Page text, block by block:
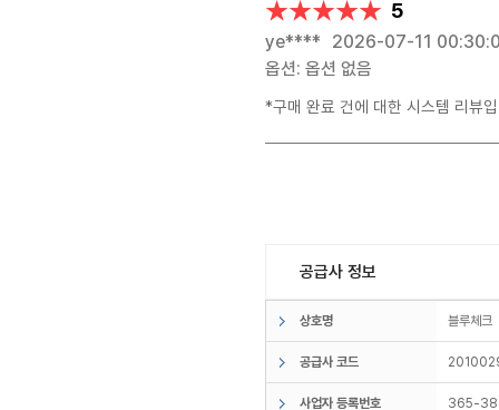
★★★★★
★★★★★ 5
ye**** 2026-07-11
옵션: 옵션 없음
*구매 완료 건에 대한 시스템 리뷰
공급사 정보
상호명 블루체
공급사 코드
사업자 등록번호 365-